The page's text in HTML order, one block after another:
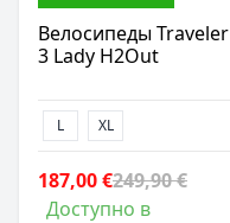
Велосипеды Traveler
3 Lady H2Out
L XL
187,00 €249,90 €
Доступно в